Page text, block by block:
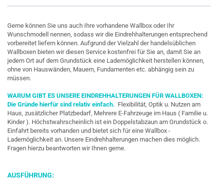
Gerne können Sie uns auch Ihre vorhandene Wallbox oder Ihr
Wunschmodell nennen, sodass wir die Eindrehhalterungen entsprechend
vorbereitet liefern können. Aufgrund der Vielzahl der handelsüblichen
Wallboxen bieten wir diesen Service kostenfrei für Sie an, damit Sie an
jedem Ort auf dem Grundstück eine Lademöglichkeit herstellen können,
ohne von Hauswänden, Mauern, Fundamenten etc. abhängig sein zu
müssen.
WARUM GIBT ES UNSERE EINDREHHALTERUNGEN FÜR WALLBOXEN:
Die Gründe hierfür sind relativ einfach. Flexibilität, Optik u. Nutzen am
Haus, zusätzlicher Platzbedarf, Mehrere E-Fahrzeuge im Haus ( Familie u.
Kinder ). Höchstwahrscheinlich ist ein Doppelstabzaun am Grundstück o.
Einfahrt bereits vorhanden und bietet sich für eine Wallbox -
Lademöglichkeit an. Unsere Eindrehhalterungen machen dies möglich.
Fragen hierzu beantworten wir Ihnen gerne.
AUSFÜHRUNG: